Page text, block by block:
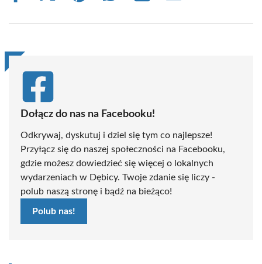
(Twitter)
Dołącz do nas na Facebooku!
Odkrywaj, dyskutuj i dziel się tym co najlepsze!
Przyłącz się do naszej społeczności na Facebooku,
gdzie możesz dowiedzieć się więcej o lokalnych
wydarzeniach w Dębicy. Twoje zdanie się liczy -
polub naszą stronę i bądź na bieżąco!
Polub nas!